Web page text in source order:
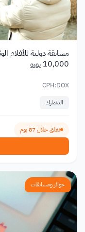
مسابقة دولية للأفلام
10,000 يورو
CPH:DOX
الدنمارك
تغلق خلال 87 يوم
جوائز ومسابقات